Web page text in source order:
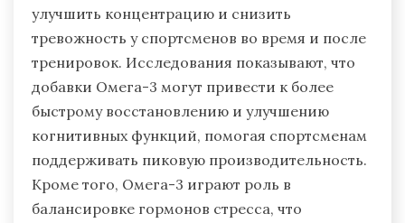
улучшить концентрацию и снизить
тревожность у спортсменов во время и после
тренировок. Исследования показывают, что
добавки Омега-3 могут привести к более
быстрому восстановлению и улучшению
когнитивных функций, помогая спортсменам
поддерживать пиковую производительность.
Кроме того, Омега-3 играют роль в
балансировке гормонов стресса, что